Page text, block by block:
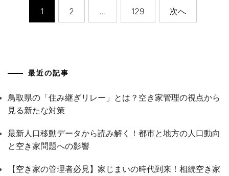
ジ
送
り
1 2 … 129 次へ
最近の記事
鳥取県の「住み継ぎリレー」とは？空き家管理の視点から
見る新たな対策
最新人口移動データから読み解く！都市と地方の人口動向
と空き家問題への影響
【空き家の管理者必見】家じまいの時代到来！相続空き家